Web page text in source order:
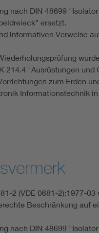
nach DIN 48699
ersetzt.
informativen Verweise
214.4 "Ausrüstungen und
zum Erden
Informationstechnik in
2 (VDE 0681-2):1977-
Beschränkung auf
nach DIN 48699